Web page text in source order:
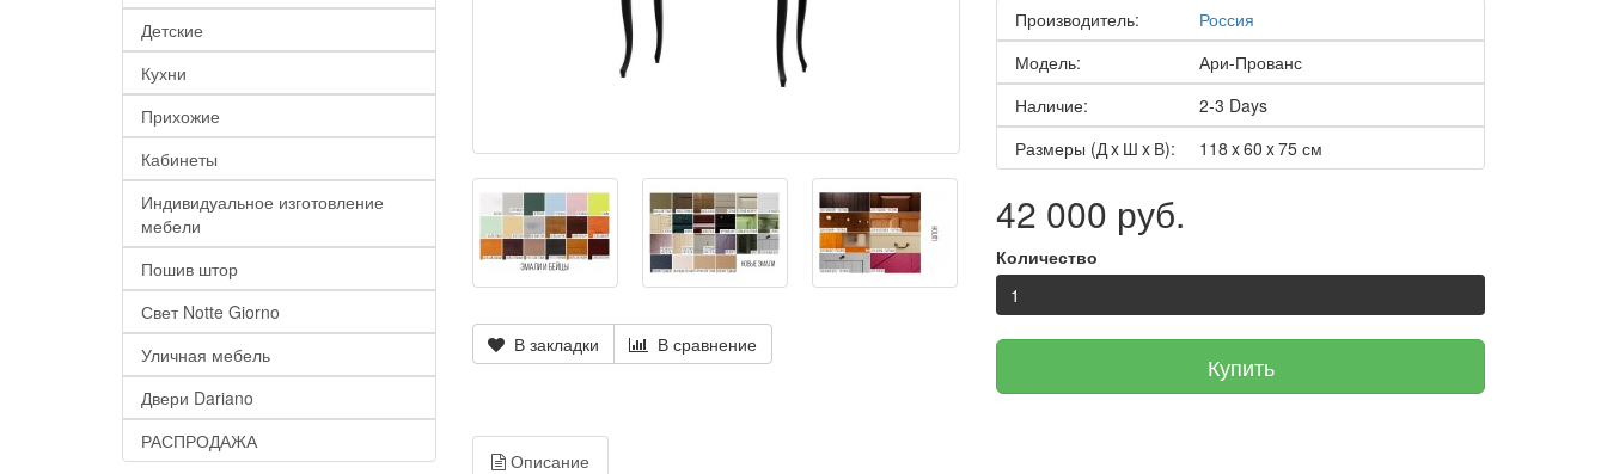
Детские
Кухни
Прихожие
Кабинеты
Индивидуальное изготовление
мебели
Пошив штор
Свет Notte Giorno
Уличная мебель
Двери Dariano
РАСПРОДАЖА
В закладки В сравнение
Производитель:
Россия
Модель:
Ари-Прованс
Наличие:
2-3 Days
Размеры (Д x Ш x В):
118 x 60 x 75 см
42 000 руб.
Количество
Купить
Описание